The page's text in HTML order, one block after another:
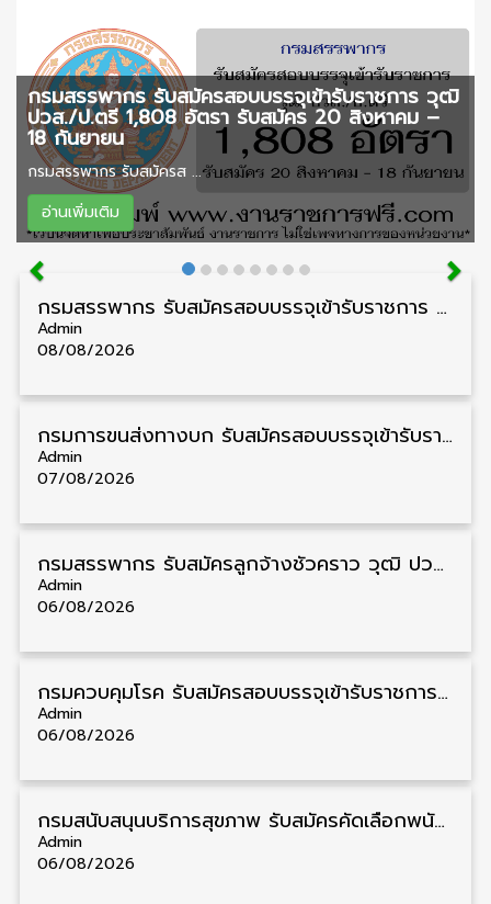
กรมสรรพากร รับสมัครสอบบรรจุเข้ารับราชการ วุฒิ
ปวส./ป.ตรี 1,808 อัตรา รับสมัคร 20 สิงหาคม –
18 กันยายน
กรมสรรพากร รับสมัครส ...
อ่านเพิ่มเติม
กรมสรรพากร รับสมัครสอบบรรจุเข้ารับราชการ วุฒิ ปวส./ป.ตรี 1,808 อัตรา รับสมัคร 20 สิงหาคม – 18 กันยายน
Admin
08/08/2026
กรมการขนส่งทางบก รับสมัครสอบบรรจุเข้ารับราชการ วุฒิ ปวส. 24 อัตรา รับสมัคร 18 สิงหาคม – 7 กันยายน
Admin
07/08/2026
กรมสรรพากร รับสมัครลูกจ้างชั่วคราว วุฒิ ปวช./ป.ตรี 138 อัตรา รับสมัคร 17 – 31 สิงหาคม
Admin
06/08/2026
กรมควบคุมโรค รับสมัครสอบบรรจุเข้ารับราชการ วุฒิ ปวส./ป.ตรี 17 อัตรา รับสมัคร 17 สิงหาคม – 4 กันยายน
Admin
06/08/2026
กรมสนับสนุนบริการสุขภาพ รับสมัครคัดเลือกพนักงานราชการ วุฒิ ปวส./ป.ตรี 13 อัตรา รับสมัคร 11 – 20 สิงหาคม
Admin
06/08/2026